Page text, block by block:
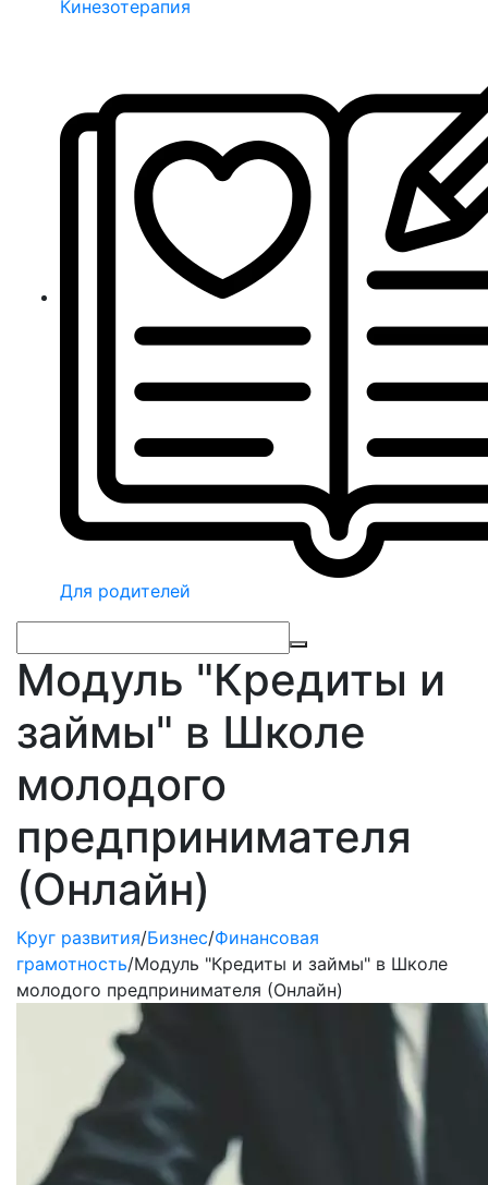
Кинезотерапия
Для родителей
Модуль "Кредиты и
займы" в Школе
молодого
предпринимателя
(Онлайн)
Круг развития/Бизнес/Финансовая
грамотность/Модуль "Кредиты и займы" в Школе
молодого предпринимателя (Онлайн)